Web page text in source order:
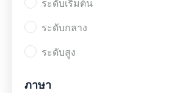
ระดับเริ่มต้น
ระดับกลาง
ระดับสูง
ภาษา